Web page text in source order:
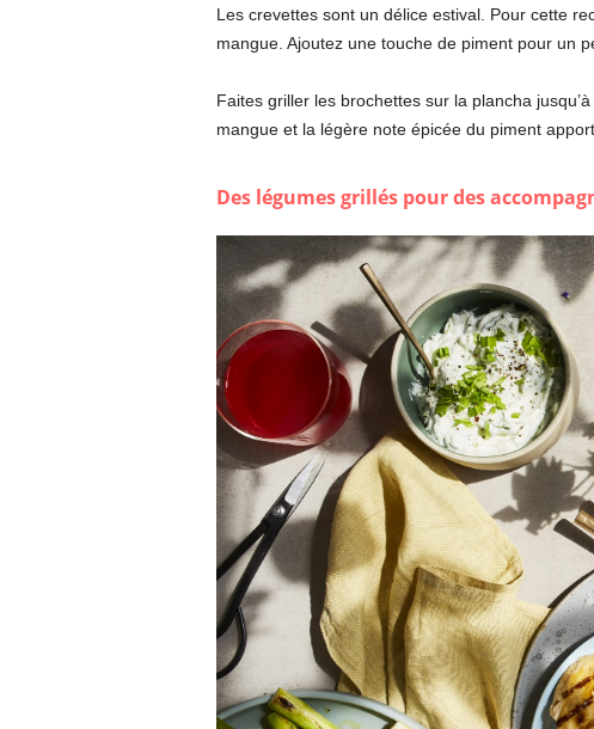
Les crevettes sont un délice estival. Pour cette
mangue. Ajoutez une touche de piment pour un
Faites griller les brochettes sur la plancha
mangue et la légère note épicée du piment
Des légumes grillés pour des